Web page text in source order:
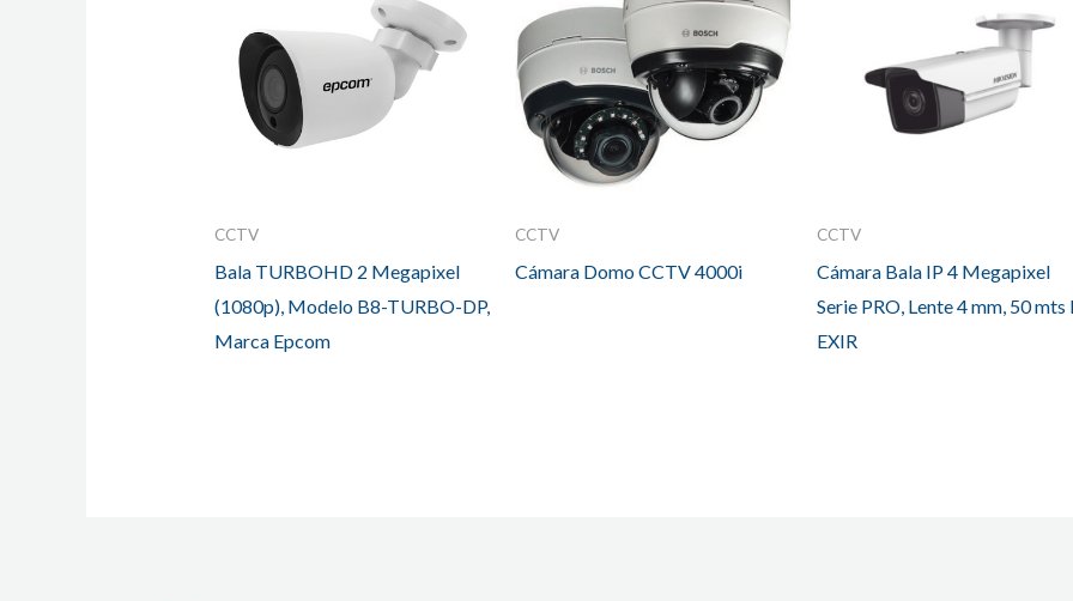
CCTV
Bala TURBOHD 2 Megapixel
(1080p), Modelo B8-TURBO-DP,
Marca Epcom
CCTV
Cámara Domo CCTV 4000i
CCTV
Cámara Bala IP 4 Megapixel
Serie PRO, Lente 4 mm, 50 mts
EXIR